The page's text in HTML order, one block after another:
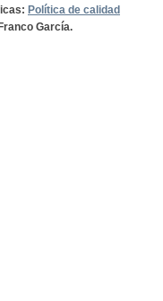
Política de calidad
García.